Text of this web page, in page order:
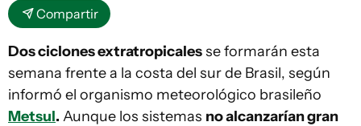
Compartir
Dos ciclones extratropicalesse formarán esta
semana frente a la costa del sur de Brasil, según
informó el organismo meteorológico brasileño
Metsul. Aunque los sistemas no alcanzarían gran